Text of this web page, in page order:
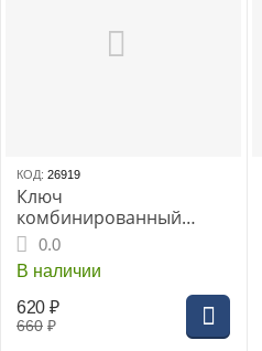
КОД: 26919
Ключ
комбинированный
THORVIK 29 мм серии
ARC CrV, (W30029)
0.0
В наличии
660 ₽
620 ₽